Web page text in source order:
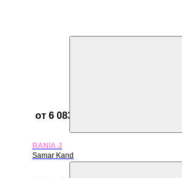
от 6 083 ₽
RANIA J
Samar Kand